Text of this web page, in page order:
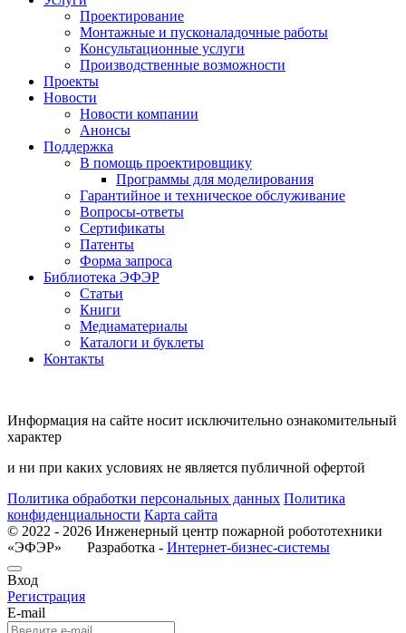
Проектирование
Монтажные и пусконаладочные работы
Консультационные услуги
Производственные возможности
Проекты
Новости
Новости компании
Анонсы
Поддержка
В помощь проектировщику
Программы для моделирования
Гарантийное и техническое обслуживание
Вопросы-ответы
Сертификаты
Патенты
Форма запроса
Библиотека ЭФЭР
Статьи
Книги
Медиаматериалы
Каталоги и буклеты
Контакты
Информация на сайте носит исключительно ознакомительный
характер
и ни при каких условиях не является публичной офертой
Политика обработки персональных данных Политика
конфиденциальности Карта сайта
© 2022 - 2026 Инженерный центр пожарной робототехники
«ЭФЭР» Разработка - Интернет-бизнес-системы
Вход
Регистрация
E-mail